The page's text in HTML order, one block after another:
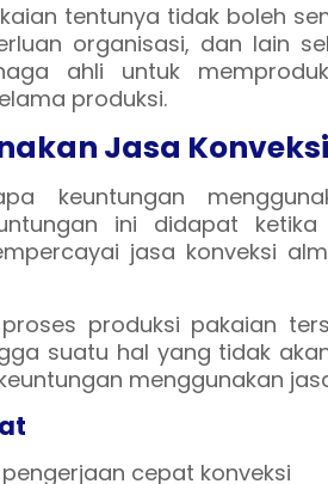
tentunya tidak boleh
organisasi, dan lain
ahli untuk
produksi.
Jasa
keuntungan
ini didapat
jasa konveksi
produksi pakaian
suatu hal yang tidak
menggunakan